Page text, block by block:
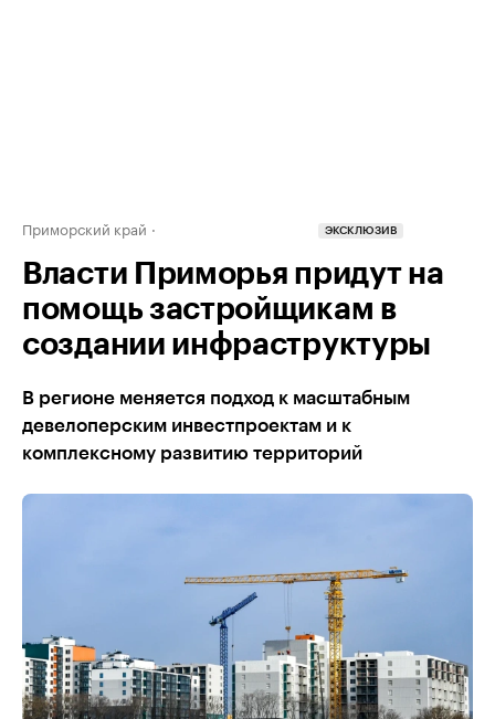
Приморский край ЭКСКЛЮЗИВ
Власти Приморья придут на
помощь застройщикам в
создании инфраструктуры
В регионе меняется подход к масштабным
девелоперским инвестпроектам и к
комплексному развитию территорий